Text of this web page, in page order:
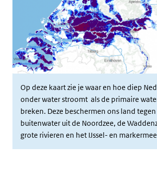
Op deze kaart zie je waar en hoe diep
onder water stroomt als de primaire
breken. Deze beschermen ons land tegen
buitenwater uit de Noordzee, de
grote rivieren en het IJssel- en